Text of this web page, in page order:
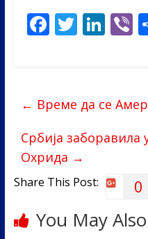
F
ac
o
o
k
T
w
Li
n
dI
n
b
← Време да се
Србија заборавила
Охрида →
Share This Post: 0
You May